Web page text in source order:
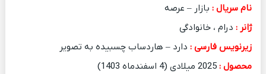
نام سریال :بازار – عرصه
ژانر :درام ، خانوادگی
زیرنویس فارسی :دارد – هاردساب چسبیده به تصویر
محصول :2025 میلادی (4 اسفندماه 1403)